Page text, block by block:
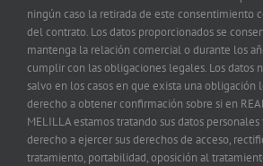
ningún caso la retirada de este consentimiento
del contrato. Los datos proporcionados se
mantenga la relación comercial o durante los
cumplir con las obligaciones legales. Los datos
salvo en los casos en que exista una obligación
derecho a obtener confirmación sobre si en
MELILLA estamos tratando sus datos
derecho a ejercer sus derechos de acceso,
tratamiento, portabilidad, oposición al